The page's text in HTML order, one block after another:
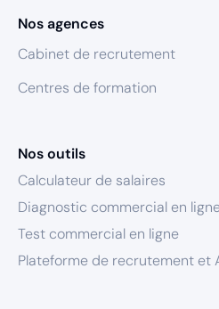
Nos agences
Cabinet de recrutement
Centres de formation
Nos outils
Calculateur de salaires
Diagnostic commercial en
Test commercial en ligne
Plateforme de recrutement et